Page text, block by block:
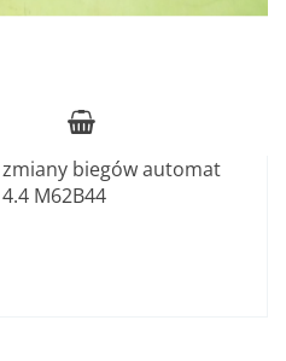
biegów automat
M62B44